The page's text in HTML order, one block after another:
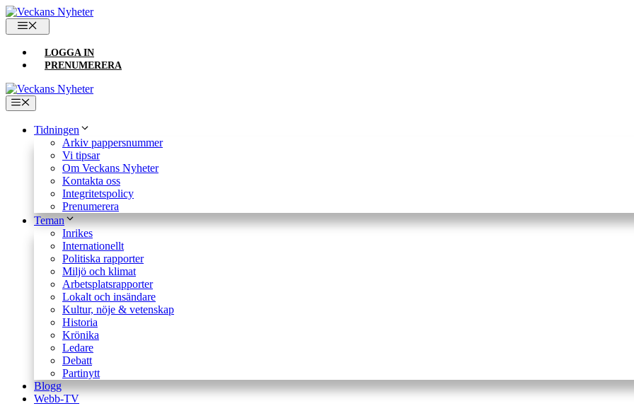
Hoppa
till
innehåll
LOGGA IN
PRENUMERERA
Meny
Tidningen
Arkiv pappersnummer
Vi tipsar
Om Veckans Nyheter
Kontakta oss
Integritetspolicy
Prenumerera
Teman
Inrikes
Internationellt
Politiska rapporter
Miljö och klimat
Arbetsplatsrapporter
Lokalt och insändare
Kultur, nöje & vetenskap
Historia
Krönika
Ledare
Debatt
Partinytt
Blogg
Webb-TV